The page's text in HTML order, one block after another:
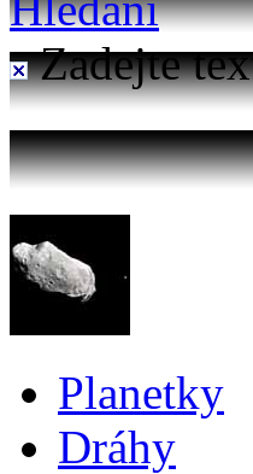
Zadejte
Planetky
Dráhy